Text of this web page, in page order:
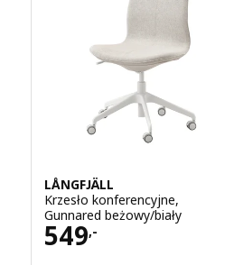
LÅNGFJÄLL
Krzesło konferencyjne,
Gunnared beżowy/biały
549,-
Cena 549,-